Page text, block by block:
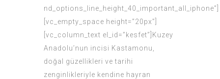
nd_options_line_height_40_important_all_iphone”]
[vc_empty_space height=”20px”]
[vc_column_text el_id=”kesfet”]Kuzey
Anadolu’nun incisi Kastamonu,
doğal güzellikleri ve tarihi
zenginlikleriyle kendine hayran